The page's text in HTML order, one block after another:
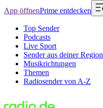
App öffnenPrime entdecken
Top Sender
Podcasts
Live Sport
Sender aus deiner Region
Musikrichtungen
Themen
Radiosender von A-Z